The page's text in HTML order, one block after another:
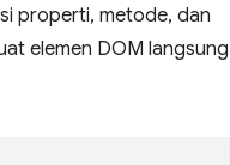
properti, metode, dan
elemen DOM langsung